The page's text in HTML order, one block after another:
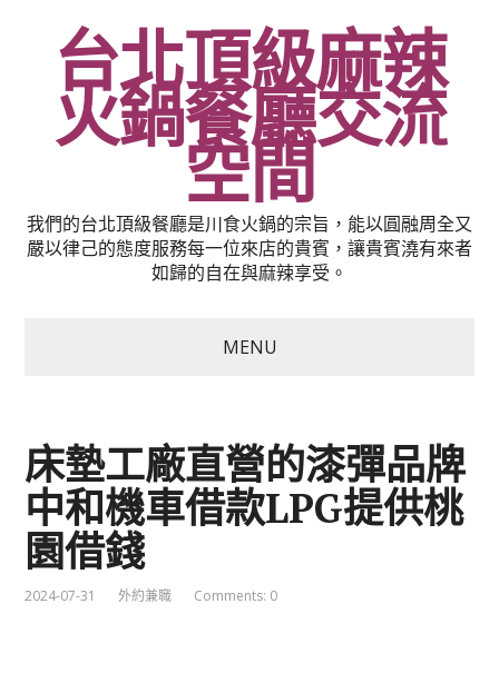
台北頂級麻辣
火鍋餐廳交流
空間
我們的台北頂級餐廳是川食火鍋的宗旨，能以圓融周全又
嚴以律己的態度服務每一位來店的貴賓，讓貴賓澆有來者
如歸的自在與麻辣享受。
MENU
床墊工廠直營的漆彈品牌
中和機車借款LPG提供桃
園借錢
2024-07-31 外約兼職 Comments: 0